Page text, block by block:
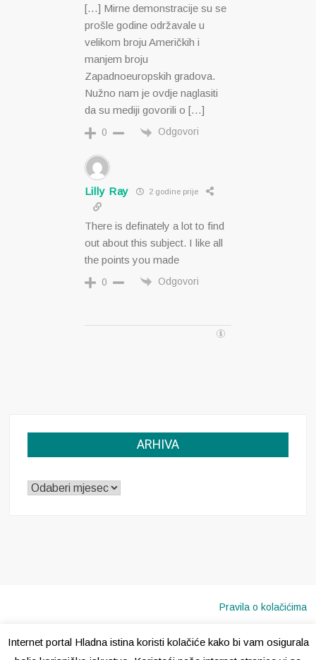
[…] Mirne demonstracije su se
prošle godine održavale u
velikom broju Američkih i
manjem broju
Zapadnoeuropskih gradova.
Nužno nam je ovdje naglasiti
da su mediji govorili o […]
0 Odgovori
Lilly Ray 2 godine prije
There is definately a lot to find
out about this subject. I like all
the points you made
0 Odgovori
ARHIVA
ARHIVA
Pravila o kolačićima
Internet portal Hladna istina koristi kolačiće kako bi vam osigurala
Copyright © 2020 · Sva prava pridržana · Hladna Istina